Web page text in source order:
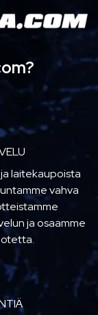
laitekaupoista
vahva
ja osaamme